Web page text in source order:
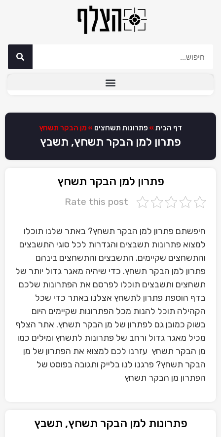
דף הבית » פתרונות תשחצים » מן הבקר תשחץ
פתרון למן הבקר תשחץ, תשבץ
פתרון למן הבקר תשחץ
Rate this post
חיפשתם פתרון למן הבקר תשחץ? באתר שלנו תוכלו
למצוא פתרונות תשבצים והגדרות לכל סוגי התשבצים
והתשחצים שקיימים. התשבצים והתשחצים בינהם
פתרון למן הבקר תשחץ. כדי שיהיה מאגר גדול יותר של
תשחצים ותשבצים תוכלו לפרסם את הפתרונות שלכם
בדף הוספת פתרון לתשחץ אצלנו באתר כדי שכל
הקהילה תוכל להנות מכל הפתרונות שקיימים היום
בשוק כמובן גם לפתרון של מן הבקר תשחץ. אתר הצלף
מכיל מאגר גדול ורחב של פתרונות לתשחץ ומילים כמו
מן הבקר תשחץ עזרנו לכם למצוא את הפתרון של מן
הבקר תשחץ? פרגנו לנו בלייק ותגובה בפוסט של
הפתרון מן הבקר תשחץ
פתרונות למן הבקר תשחץ, תשבץ